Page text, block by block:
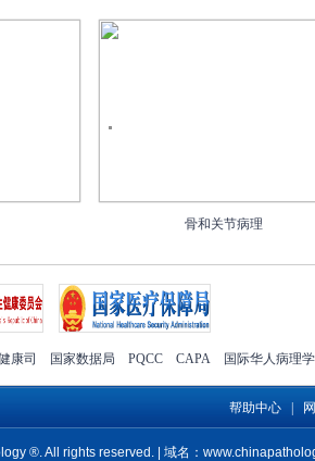
骨和关节病理
康司 国家数据局 PQCC CAPA 国际华人病理
帮助中心
®. All rights reserved. | 域名：